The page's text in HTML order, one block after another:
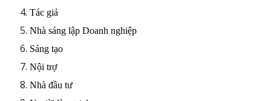
Tác giả
Nhà sáng lập Doanh nghiệp
Sáng tạo
Nội trợ
Nhà đầu tư